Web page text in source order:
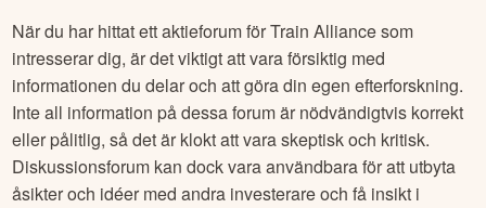
När du har hittat ett aktieforum förTrain Alliancesom
intresserar dig, är det viktigt att vara försiktig med
informationen du delar och att göra din egen efterforskning.
Inte all information på dessa forum är nödvändigtvis korrekt
eller pålitlig, så det är klokt att vara skeptisk och kritisk.
Diskussionsforum kan dock vara användbara för att utbyta
åsikter och idéer med andra investerare och få insikt i